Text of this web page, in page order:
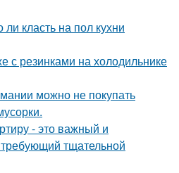
класть на пол кухни
с резинками на холодильнике
можно не покупать
- это важный и
тщательной